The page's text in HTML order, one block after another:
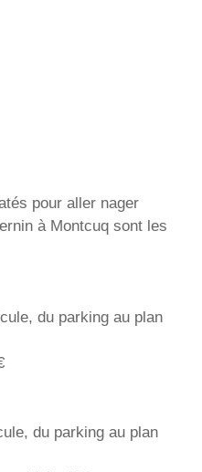
pour aller nager
à Montcuq sont les
du parking au plan
du parking au plan